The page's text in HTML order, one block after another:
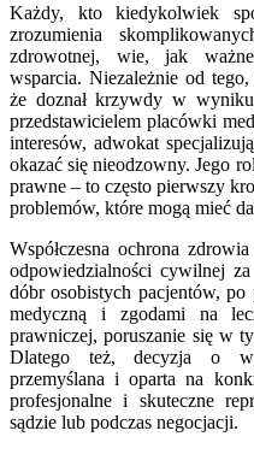
Każdy, kto kiedykolwiek
zrozumienia
zdrowotnej, wie, jak
wsparcia. Niezależnie od
że doznał krzywdy w
przedstawicielem placówki
interesów, adwokat
okazać się nieodzowny. Jego
prawne – to często pierwszy
problemów, które mogą mieć
Współczesna ochrona
odpowiedzialności cywilnej za
dóbr osobistych pacjentów,
medyczną i zgodami na
prawniczej, poruszanie się w
Dlatego też, decyzja o
przemyślana i oparta na
profesjonalne i skuteczne
sądzie lub podczas negocjacji.